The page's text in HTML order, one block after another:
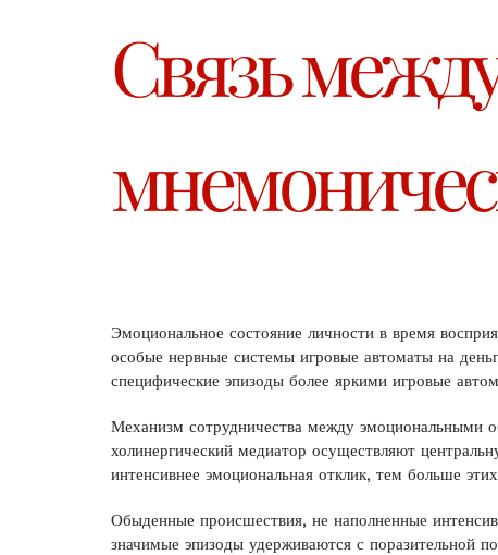
Связь
Эмоциональное состояние личности в время
особые нервные системы игровые автоматы на
специфические эпизоды более яркими игровые
Механизм сотрудничества между эмоциональными
холинергический медиатор осуществляют
интенсивнее эмоциональная отклик, тем больше
Обыденные происшествия, не наполненные
значимые эпизоды удерживаются с поразительной